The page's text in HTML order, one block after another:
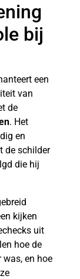
bij
een
van
de
. Het
en
de schilder
die hij
kijken
uit
hoe de
en hoe